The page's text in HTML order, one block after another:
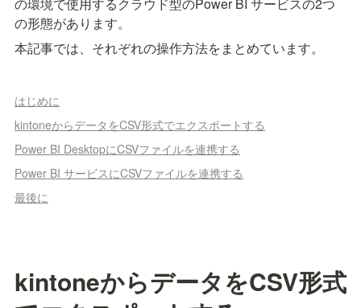
の環境で使用するクラウド型のPower BI サービスの2つ
の形態があります。
本記事では、それぞれの操作方法をまとめています。
はじめに
kintoneからデータをCSV形式でエクスポートする
Power BI DesktopにCSVファイルを連携する
Power BI サービスにCSVファイルを連携する
最後に
kintoneからデータをCSV形式